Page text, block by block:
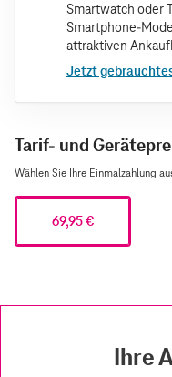
Smartwatch oder
Smartphone-
attraktiven
Jetzt
Tarif- und
Wählen Sie Ihre Einmalzahlung
69,95 €